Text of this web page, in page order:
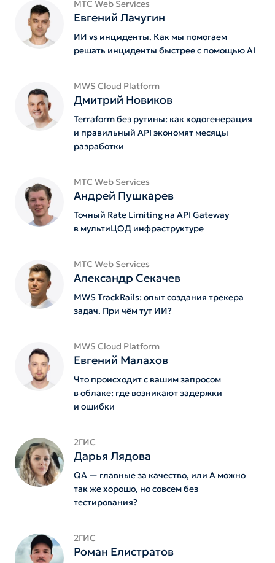
MTС Web Services
Евгений Лачугин
ИИ vs инциденты. Как мы помогаем
решать инциденты быстрее с помощью AI
MWS Cloud Platform
Дмитрий Новиков
Terraform без рутины: как кодогенерация
и правильный API экономят месяцы
разработки
МТС Web Services
Андрей Пушкарев
Точный Rate Limiting на API Gateway
в мультиЦОД инфраструктуре
МТС Web Services
Александр Секачев
MWS TrackRails: опыт создания трекера
задач. При чём тут ИИ?
MWS Cloud Platform
Евгений Малахов
Что происходит с вашим запросом
в облаке: где возникают задержки
и ошибки
2ГИС
Дарья Лядова
QA — главные за качество, или А можно
так же хорошо, но совсем без
тестирования?
2ГИС
Роман Елистратов